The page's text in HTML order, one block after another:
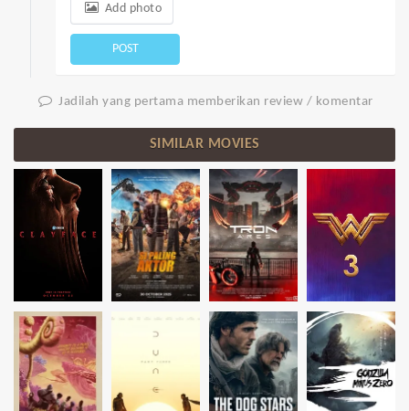
Add photo
POST
Jadilah yang pertama memberikan review / komentar
SIMILAR MOVIES